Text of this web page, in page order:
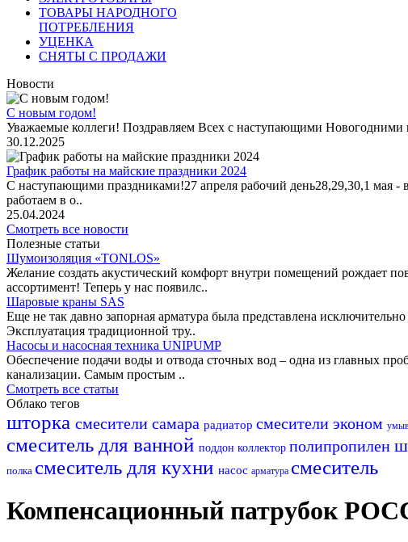
ТОВАРЫ НАРОДНОГО
ПОТРЕБЛЕНИЯ
УЦЕНКА
СНЯТЫ С ПРОДАЖИ
Новости
С новым годом!
Уважаемые коллеги! Поздравляем Всех с наступающими Новогодними
30.12.2025
График работы на майские праздники 2024
С наступающими праздниками!27 апреля рабочий день28,29,30,1 мая
работаем в о..
25.04.2024
Смотреть все новости
Полезные статьи
Шумоизоляция «TONLOS»
Желание создать акустический комфорт внутри помещений рождает
ассортимент! Теперь у нас появилс..
Шаровые краны SAS
Еще не так давно запорная арматура была представлена
Эксплуатация традиционной тру..
Насосы и насосная техника UNIPUMP
Обеспечение подачи воды и отвода сточных вод – одна из главных
канализации. Самым простым ..
Смотреть все статьи
Облако тегов
шторка смесители самара радиатор смесители эконом
смеситель для ванной поддон коллектор полипропилен
полка смеситель для кухни насос арматура смеситель
Компенсационный патрубок